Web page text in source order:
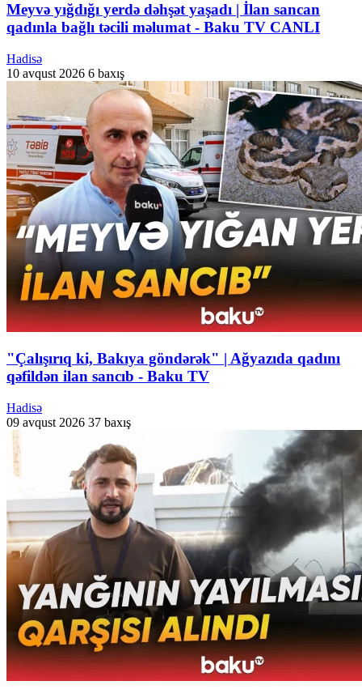
Meyvə yığdığı yerdə dəhşət yaşadı | İlan sancan
qadınla bağlı təcili məlumat - Baku TV CANLI
Hadisə
10 avqust 2026 6 baxış
"Çalışırıq ki, Bakıya göndərək" | Ağyazıda qadını
qəfildən ilan sancıb - Baku TV
Hadisə
09 avqust 2026 37 baxış